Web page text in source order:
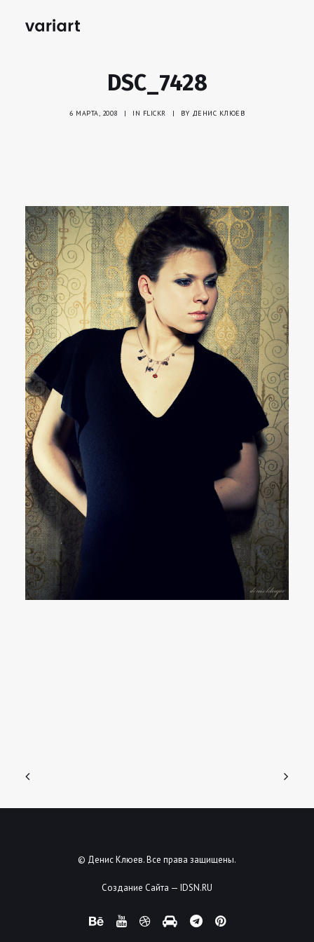
DSC_7428
6 МАРТА, 2008 | IN FLICKR | BY ДЕНИС КЛЮЕВ
© Денис Клюев. Все права защищены.
Создание Сайта — IDSN.RU